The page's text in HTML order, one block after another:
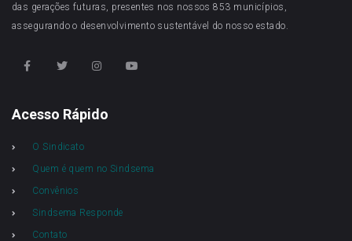
das gerações futuras, presentes nos nossos 853 municípios,
assegurando o desenvolvimento sustentável do nosso estado.
Acesso Rápido
O Sindicato
Quem é quem no Sindsema
Convênios
Sindsema Responde
Contato